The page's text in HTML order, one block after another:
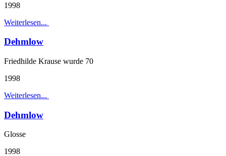
1998
Weiterlesen...
Dehmlow
Friedhilde Krause wurde 70
1998
Weiterlesen...
Dehmlow
Glosse
1998